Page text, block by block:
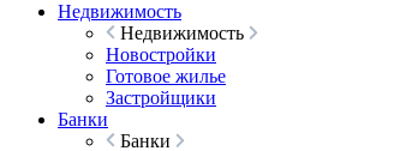
Недвижимость
Недвижимость
Новостройки
Готовое жилье
Застройщики
Банки
Банки